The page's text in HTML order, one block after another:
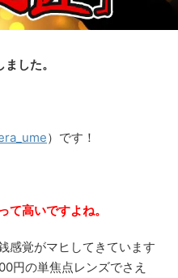
した。
）です！
て高いですよね。
感覚がマヒしてきています
円の単焦点レンズでさえ